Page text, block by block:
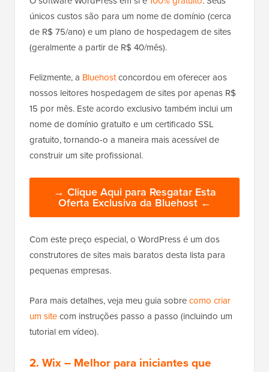
únicos custos são para um nome de domínio (cerca
de R$ 75/ano) e um plano de hospedagem de sites
(geralmente a partir de R$ 40/mês).
Felizmente, a Bluehostconcordou em oferecer aos
nossos leitores hospedagem de sites por apenas R$
15 por mês. Este acordo exclusivo também inclui um
nome de domínio gratuito e um certificado SSL
gratuito, tornando-o a maneira mais acessível de
construir um site profissional.
→ Clique Aqui para Resgatar Esta
Oferta Exclusiva da Bluehost ←
Com este preço especial, o WordPress é um dos
construtores de sites mais baratos desta lista para
pequenas empresas.
Para mais detalhes, veja meu guia sobrecomo criar
um sitecom instruções passo a passo (incluindo um
tutorial em vídeo).
2. Wix– Melhor para iniciantes que